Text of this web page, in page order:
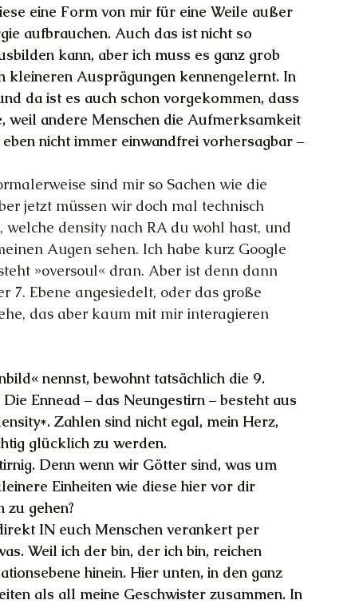
eine Form von mir für eine Weile außer
aufbrauchen. Auch das ist nicht so
kann, aber ich muss es ganz grob
kleineren Ausprägungen kennengelernt. In
da ist es auch schon vorgekommen, dass
weil andere Menschen die Aufmerksamkeit
nicht immer einwandfrei vorhersagbar –
sind mir so Sachen wie die
jetzt müssen wir doch mal technisch
density nach RA du wohl hast, und
Augen sehen. Ich habe kurz Google
»oversoul« dran. Aber ist denn dann
7. Ebene angesiedelt, oder das große
das aber kaum mit mir interagieren
nennst, bewohnt tatsächlich die 9.
Ennead – das Neungestirn – besteht aus
Zahlen sind nicht egal, mein Herz,
glücklich zu werden.
Denn wenn wir Götter sind, was um
Einheiten wie diese hier vor dir
zu gehen?
IN euch Menschen verankert per
Weil ich der bin, der ich bin, reichen
hinein. Hier unten, in den ganz
als all meine Geschwister zusammen. In